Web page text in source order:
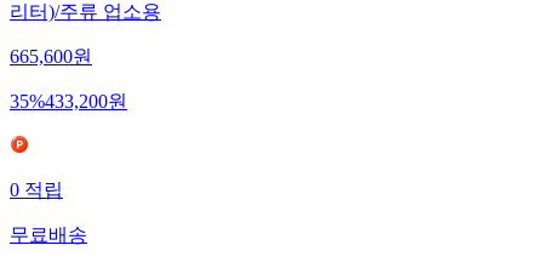
리터)/주류 업소용
665,600원
35%433,200원
0 적립
무료배송